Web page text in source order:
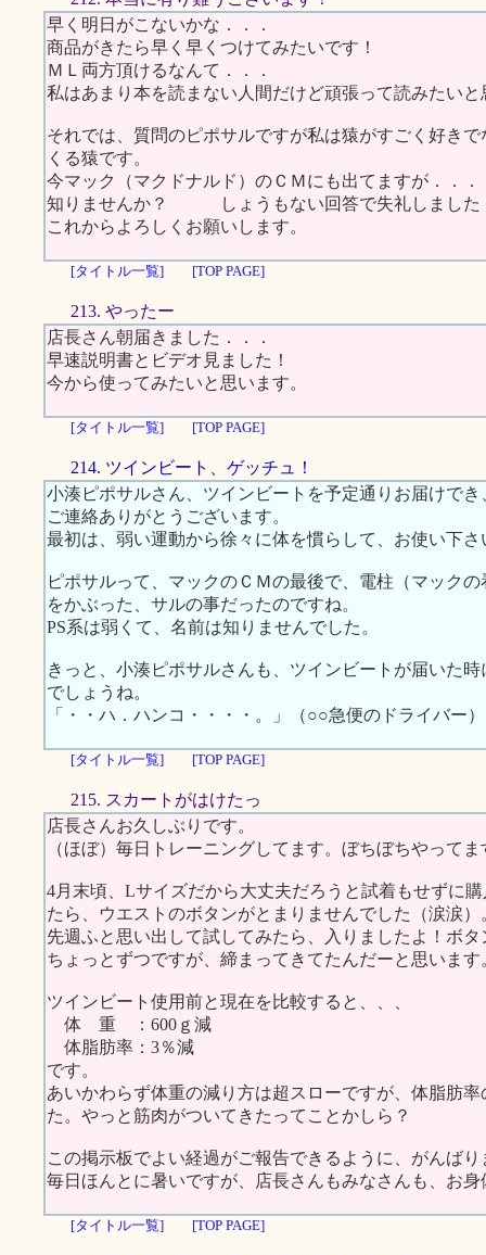
早く明日がこないかな．．．
商品がきたら早く早くつけてみたいです！
ＭＬ両方頂けるなんて．．．
私はあまり本を読まない人間だけど頑張って読みたいと
それでは、質問のピポサルですが私は猿がすごく好き
くる猿です。
今マック（マクドナルド）のＣＭにも出てますが．．．
知りませんか？ しょうもない回答で失礼しました
これからよろしくお願いします。
[タイトル一覧] [TOP PAGE]
213. やったー
店長さん朝届きました．．．
早速説明書とビデオ見ました！
今から使ってみたいと思います。
[タイトル一覧] [TOP PAGE]
214. ツインビート、ゲッチュ！
小湊ピポサルさん、ツインビートを予定通りお届けで
ご連絡ありがとうございます。
最初は、弱い運動から徐々に体を慣らして、お使い下さ
ピポサルって、マックのＣＭの最後で、電柱（マック
をかぶった、サルの事だったのですね。
PS系は弱くて、名前は知りませんでした。
きっと、小湊ピポサルさんも、ツインビートが届いた
でしょうね。
「・・ハ．ハンコ・・・・。」（○○急便のドライバー）
[タイトル一覧] [TOP PAGE]
215. スカートがはけたっ
店長さんお久しぶりです。
（ほぼ）毎日トレーニングしてます。ぼちぼちやってま
4月末頃、Lサイズだから大丈夫だろうと試着もせずに
たら、ウエストのボタンがとまりませんでした（涙涙）
先週ふと思い出して試してみたら、入りましたよ！ボ
ちょっとずつですが、締まってきてたんだーと思います
ツインビート使用前と現在を比較すると、、、
体 重 ：600ｇ減
体脂肪率：3％減
です。
あいかわらず体重の減り方は超スローですが、体脂肪
た。やっと筋肉がついてきたってことかしら？
この掲示板でよい経過がご報告できるように、がんばり
毎日ほんとに暑いですが、店長さんもみなさんも、お
[タイトル一覧] [TOP PAGE]